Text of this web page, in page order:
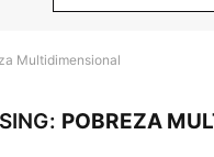
Multidimensional
POBREZA